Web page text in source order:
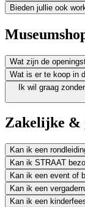
Bieden jullie ook
Wat zijn de
Wat is er te koop in
Ik wil graag
Zakelijke &
Kan ik een
Kan ik STRAAT
Kan ik een event of
Kan ik een
Kan ik een